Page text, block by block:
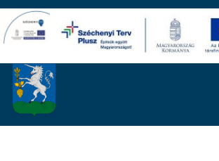
Skip
to
main
content